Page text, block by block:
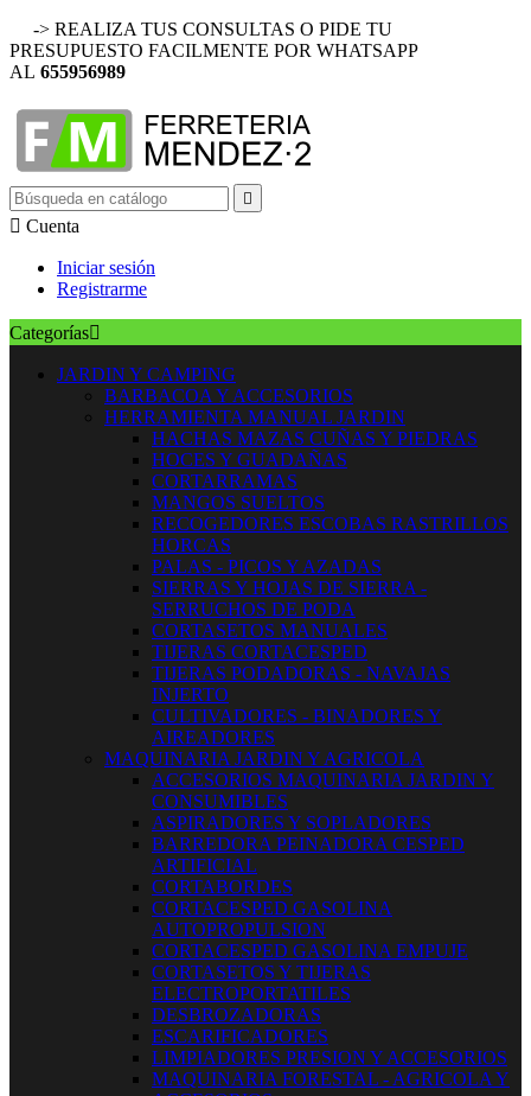
-> REALIZA TUS CONSULTAS O PIDE TU
PRESUPUESTO FACILMENTE POR WHATSAPP
AL 655956989

 Cuenta
Iniciar sesión
Registrarme
Categorías
JARDIN Y CAMPING
BARBACOA Y ACCESORIOS
HERRAMIENTA MANUAL JARDIN
HACHAS MAZAS CUÑAS Y PIEDRAS
HOCES Y GUADAÑAS
CORTARRAMAS
MANGOS SUELTOS
RECOGEDORES ESCOBAS RASTRILLOS
HORCAS
PALAS - PICOS Y AZADAS
SIERRAS Y HOJAS DE SIERRA -
SERRUCHOS DE PODA
CORTASETOS MANUALES
TIJERAS CORTACESPED
TIJERAS PODADORAS - NAVAJAS
INJERTO
CULTIVADORES - BINADORES Y
AIREADORES
MAQUINARIA JARDIN Y AGRICOLA
ACCESORIOS MAQUINARIA JARDIN Y
CONSUMIBLES
ASPIRADORES Y SOPLADORES
BARREDORA PEINADORA CESPED
ARTIFICIAL
CORTABORDES
CORTACESPED GASOLINA
AUTOPROPULSION
CORTACESPED GASOLINA EMPUJE
CORTASETOS Y TIJERAS
ELECTROPORTATILES
DESBROZADORAS
ESCARIFICADORES
LIMPIADORES PRESION Y ACCESORIOS
MAQUINARIA FORESTAL - AGRICOLA Y